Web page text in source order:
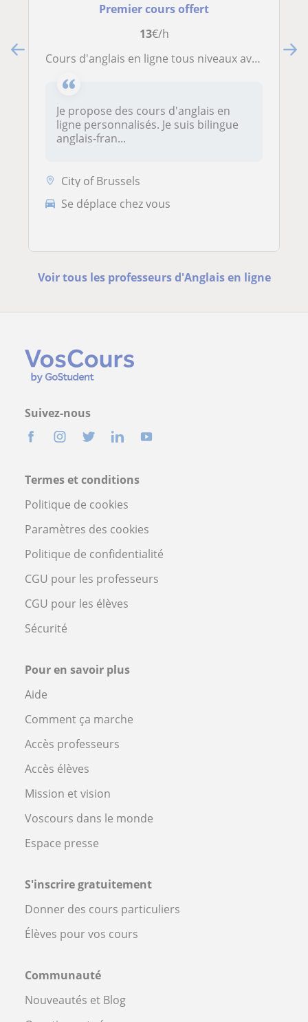
Premier cours offert
13€/h
Cours d'anglais en ligne tous niveaux avec méthode structurée et personnalisée
Je propose des cours d'anglais en
ligne personnalisés. Je suis bilingue
anglais-fran...
City of Brussels
Se déplace chez vous
Voir tous les professeurs d'Anglais en ligne
Suivez-nous
Termes et conditions
Politique de cookies
Paramètres des cookies
Politique de confidentialité
CGU pour les professeurs
CGU pour les élèves
Sécurité
Pour en savoir plus
Aide
Comment ça marche
Accès professeurs
Accès élèves
Mission et vision
Voscours dans le monde
Espace presse
S'inscrire gratuitement
Donner des cours particuliers
Élèves pour vos cours
Communauté
Nouveautés et Blog